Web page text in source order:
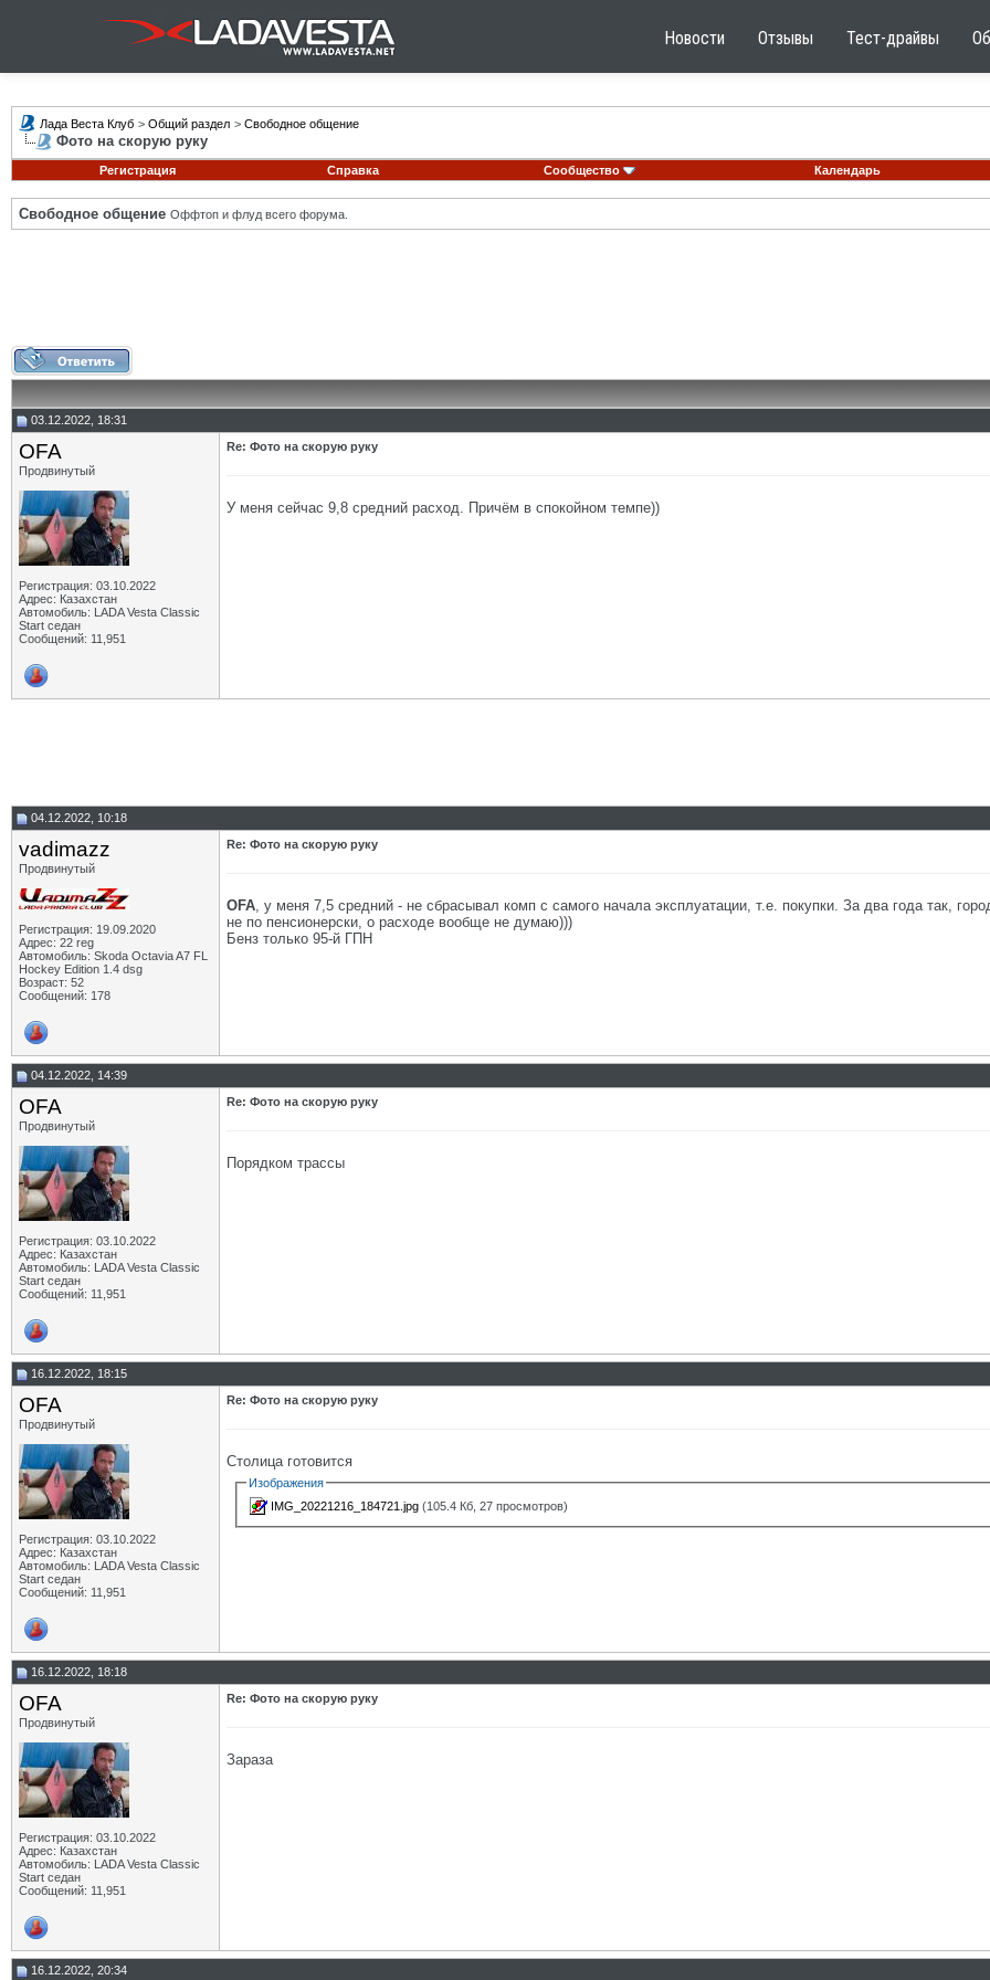
Новости Отзывы Тест-драйвы
Лада Веста Клуб > Общий раздел > Свободное общение
Фото на скорую руку
Регистрация Справка Сообщество Календарь
Свободное общение Оффтоп и флуд всего форума.
03.12.2022, 18:31
OFA
Продвинутый
Регистрация: 03.10.2022
Адрес: Казахстан
Автомобиль: LADA Vesta Classic
Start седан
Сообщений: 11,951
Re: Фото на скорую руку
У меня сейчас 9,8 средний расход. Причём в спокойном темпе))
04.12.2022, 10:18
vadimazz
Продвинутый
Регистрация: 19.09.2020
Адрес: 22 reg
Автомобиль: Skoda Octavia A7 FL
Hockey Edition 1.4 dsg
Возраст: 52
Сообщений: 178
Re: Фото на скорую руку
OFA, у меня 7,5 средний - не сбрасывал комп с самого начала эксплуатации, т.е. покупки. За два года так,
не по пенсионерски, о расходе вообще не думаю)))
Бенз только 95-й ГПН
04.12.2022, 14:39
OFA
Продвинутый
Регистрация: 03.10.2022
Адрес: Казахстан
Автомобиль: LADA Vesta Classic
Start седан
Сообщений: 11,951
Re: Фото на скорую руку
Порядком трассы
16.12.2022, 18:15
OFA
Продвинутый
Регистрация: 03.10.2022
Адрес: Казахстан
Автомобиль: LADA Vesta Classic
Start седан
Сообщений: 11,951
Re: Фото на скорую руку
Столица готовится
Изображения
IMG_20221216_184721.jpg (105.4 Кб, 27 просмотров)
16.12.2022, 18:18
OFA
Продвинутый
Регистрация: 03.10.2022
Адрес: Казахстан
Автомобиль: LADA Vesta Classic
Start седан
Сообщений: 11,951
Re: Фото на скорую руку
Зараза
16.12.2022, 20:34